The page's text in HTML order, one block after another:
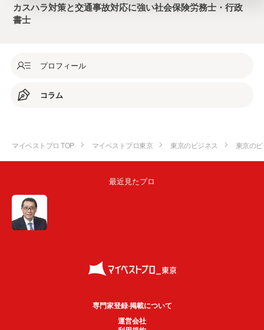
カスハラ対策と交通事故対応に強い社会保険労務士・行政
書士
プロフィール
コラム
マイベストプロ TOP マイベストプロ東京 東京のビジネス 東京の
最近見たプロ
専門家登録·掲載について
運営会社